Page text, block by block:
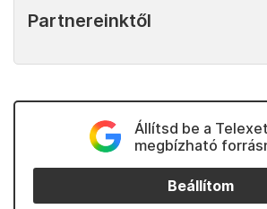
Partnereinktől
Állítsd be a Telexet
megbízható
Beállítom